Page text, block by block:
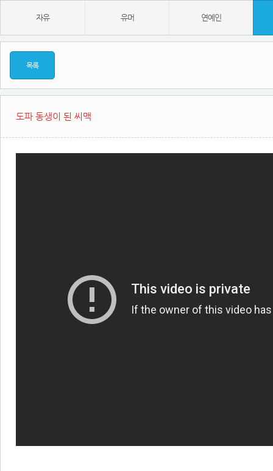
자유 유머 연예인
목록
도파 동생이 된 씨맥